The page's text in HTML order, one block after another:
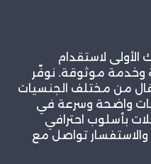
لاستقدام
وخدمة موثوقة. نوفّر
من مختلف الجنسيات
واضحة وسرعة في
بأسلوب احترافي
تواصل مع